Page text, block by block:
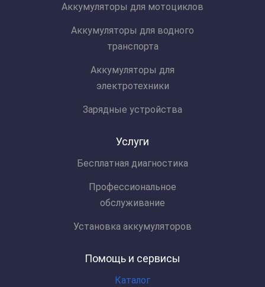
Аккумуляторы для мотоциклов
Аккумуляторы для водного
транспорта
Аккумуляторы для
электротехники
Зарядные устройства
Услуги
Бесплатная диагностика
Профессиональное
обслуживание
Установка аккумуляторов
Помощь и сервисы
Каталог